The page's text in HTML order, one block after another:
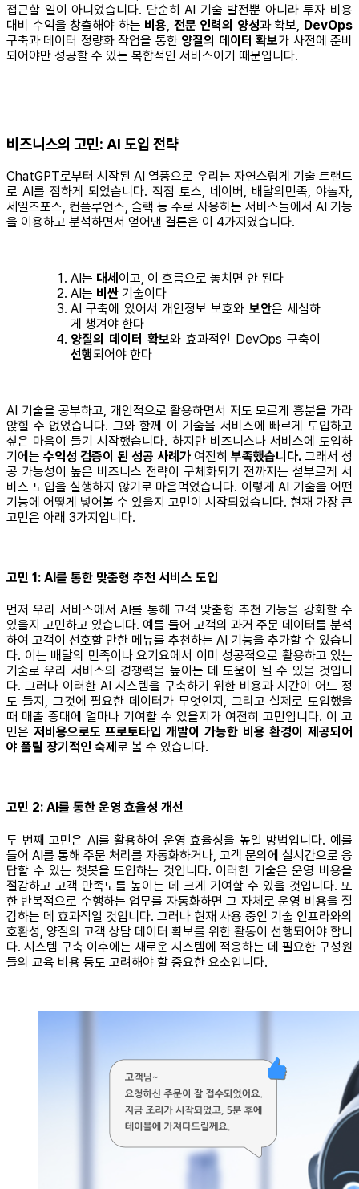
접근할 일이 아니었습니다. 단순히 AI 기술 발전뿐 아니라 투자 비용
대비 수익을 창출해야 하는 비용, 전문 인력의 양성과 확보, DevOps
구축과 데이터 정량화 작업을 통한 양질의 데이터 확보가 사전에 준비
되어야만 성공할 수 있는 복합적인 서비스이기 때문입니다.
비즈니스의 고민: AI 도입 전략
ChatGPT로부터 시작된 AI 열풍으로 우리는 자연스럽게 기술 트랜드
로 AI를 접하게 되었습니다. 직접 토스, 네이버, 배달의민족, 야놀자,
세일즈포스, 컨플루언스, 슬랙 등 주로 사용하는 서비스들에서 AI 기능
을 이용하고 분석하면서 얻어낸 결론은 이 4가지였습니다.
AI는 대세 이고, 이 흐름으로 놓치면 안 된다
AI는 비싼 기술이다
AI 구축에 있어서 개인정보 보호와 보안은 세심하
게 챙겨야 한다
양질의 데이터 확보와 효과적인 DevOps 구축이
선행되어야 한다
AI 기술을 공부하고, 개인적으로 활용하면서 저도 모르게 흥분을 가라
앉힐 수 없었습니다. 그와 함께 이 기술을 서비스에 빠르게 도입하고
싶은 마음이 들기 시작했습니다. 하지만 비즈니스나 서비스에 도입하
기에는 수익성 검증이 된 성공 사례가 여전히 부족했습니다. 그래서 성
공 가능성이 높은 비즈니스 전략이 구체화되기 전까지는 섣부르게 서
비스 도입을 실행하지 않기로 마음먹었습니다. 이렇게 AI 기술을 어떤
기능에 어떻게 넣어볼 수 있을지 고민이 시작되었습니다. 현재 가장 큰
고민은 아래 3가지입니다.
고민 1: AI를 통한 맞춤형 추천 서비스 도입
먼저 우리 서비스에서 AI를 통해 고객 맞춤형 추천 기능을 강화할 수
있을지 고민하고 있습니다. 예를 들어 고객의 과거 주문 데이터를 분석
하여 고객이 선호할 만한 메뉴를 추천하는 AI 기능을 추가할 수 있습니
다. 이는 배달의 민족이나 요기요에서 이미 성공적으로 활용하고 있는
기술로 우리 서비스의 경쟁력을 높이는 데 도움이 될 수 있을 것입니
다. 그러나 이러한 AI 시스템을 구축하기 위한 비용과 시간이 어느 정
도 들지, 그것에 필요한 데이터가 무엇인지, 그리고 실제로 도입했을
때 매출 증대에 얼마나 기여할 수 있을지가 여전히 고민입니다. 이 고
민은 저비용으로도 프로토타입 개발이 가능한 비용 환경이 제공되어
야 풀릴 장기적인 숙제 로 볼 수 있습니다.
고민 2: AI를 통한 운영 효율성 개선
두 번째 고민은 AI를 활용하여 운영 효율성을 높일 방법입니다. 예를
들어 AI를 통해 주문 처리를 자동화하거나, 고객 문의에 실시간으로 응
답할 수 있는 챗봇을 도입하는 것입니다. 이러한 기술은 운영 비용을
절감하고 고객 만족도를 높이는 데 크게 기여할 수 있을 것입니다. 또
한 반복적으로 수행하는 업무를 자동화하면 그 자체로 운영 비용을 절
감하는 데 효과적일 것입니다. 그러나 현재 사용 중인 기술 인프라와의
호환성, 양질의 고객 상담 데이터 확보를 위한 활동이 선행되어야 합니
다. 시스템 구축 이후에는 새로운 시스템에 적응하는 데 필요한 구성원
들의 교육 비용 등도 고려해야 할 중요한 요소입니다.